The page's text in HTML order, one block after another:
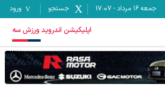
جمعه ۱۶ مرداد -
17:07 جستجو ورود
اپلیکیشن اندروید ورزش سه